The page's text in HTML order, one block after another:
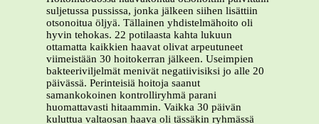
suljetussa pussissa, jonka jälkeen siihen lisättiin
otsonoitua öljyä. Tällainen yhdistelmähoito oli
hyvin tehokas. 22 potilaasta kahta lukuun
ottamatta kaikkien haavat olivat arpeutuneet
viimeistään 30 hoitokerran jälkeen. Useimpien
bakteeriviljelmät menivät negatiivisiksi jo alle 20
päivässä. Perinteisiä hoitoja saanut
samankokoinen kontrolliryhmä parani
huomattavasti hitaammin. Vaikka 30 päivän
kuluttua valtaosan haava oli tässäkin ryhmässä